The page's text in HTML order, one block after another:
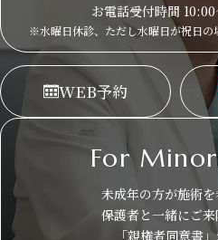
お電話受付時間
※水曜日休診、ただし水曜日が祝日の
WEB予約
For
未成年の方が施術を
保護者と一緒にご来
「親権者同意書